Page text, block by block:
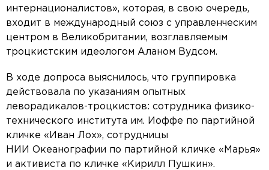
интернационалистов», которая, в свою очередь,
входит в международный союз с управленческим
центром в Великобритании, возглавляемым
троцкистским идеологом Аланом Вудсом.
В ходе допроса выяснилось, что группировка
действовала по указаниям опытных
леворадикалов-троцкистов: сотрудника физико-
технического института им. Иоффе по партийной
кличке «Иван Лох», сотрудницы
НИИ Океанографии по партийной кличке «Марья»
и активиста по кличке «Кирилл Пушкин».